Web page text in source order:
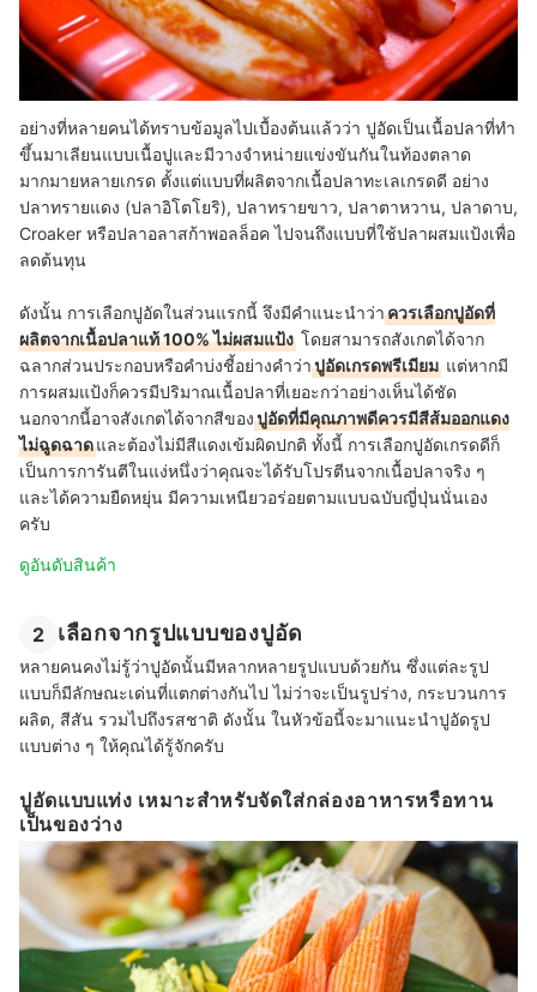
อย่างที่หลายคนได้ทราบข้อมูลไปเบื้องต้นแล้วว่า ปูอัดเป็นเนื้อปลาที่ทำ
ขึ้นมาเลียนแบบเนื้อปูและมีวางจำหน่ายแข่งขันกันในท้องตลาด
มากมายหลายเกรด ตั้งแต่แบบที่ผลิตจากเนื้อปลาทะเลเกรดดี อย่าง
ปลาทรายแดง (ปลาอิโตโยริ), ปลาทรายขาว, ปลาตาหวาน, ปลาดาบ,
Croaker หรือปลาอลาสก้าพอลล็อค ไปจนถึงแบบที่ใช้ปลาผสมแป้งเพื่อ
ลดต้นทุน
ดังนั้น การเลือกปูอัดในส่วนแรกนี้ จึงมีคำแนะนำว่าควรเลือกปูอัดที่
ผลิตจากเนื้อปลาแท้ 100% ไม่ผสมแป้ง โดยสามารถสังเกตได้จาก
ฉลากส่วนประกอบหรือคำบ่งชี้อย่างคำว่าปูอัดเกรดพรีเมียม แต่หากมี
การผสมแป้งก็ควรมีปริมาณเนื้อปลาที่เยอะกว่าอย่างเห็นได้ชัด
นอกจากนี้อาจสังเกตได้จากสีของปูอัดที่มีคุณภาพดีควรมีสีส้มออกแดง
ไม่ฉูดฉาดและต้องไม่มีสีแดงเข้มผิดปกติ ทั้งนี้ การเลือกปูอัดเกรดดีก็
เป็นการการันตีในแง่หนึ่งว่าคุณจะได้รับโปรตีนจากเนื้อปลาจริง ๆ
และได้ความยืดหยุ่น มีความเหนียวอร่อยตามแบบฉบับญี่ปุ่นนั่นเอง
ครับ
ดูอันดับสินค้า
2 เลือกจากรูปแบบของปูอัด
หลายคนคงไม่รู้ว่าปูอัดนั้นมีหลากหลายรูปแบบด้วยกัน ซึ่งแต่ละรูป
แบบก็มีลักษณะเด่นที่แตกต่างกันไป ไม่ว่าจะเป็นรูปร่าง, กระบวนการ
ผลิต, สีสัน รวมไปถึงรสชาติ ดังนั้น ในหัวข้อนี้จะมาแนะนำปูอัดรูป
แบบต่าง ๆ ให้คุณได้รู้จักครับ
ปูอัดแบบแท่ง เหมาะสำหรับจัดใส่กล่องอาหารหรือทาน
เป็นของว่าง